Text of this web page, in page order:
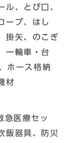
ル、とび口、
ープ、はし
掛矢、のこぎ
一輪車・台
ホース格納
材
急医療セッ
飯器具、防災